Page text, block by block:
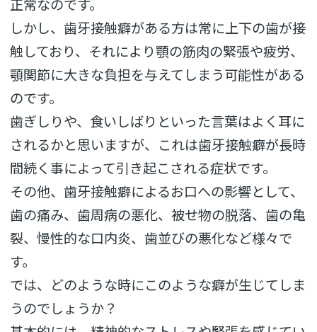
正常なのです。
しかし、歯牙接触癖がある方は常に上下の歯が接
触しており、それにより顎の筋肉の緊張や疲労、
顎関節に大きな負担を与えてしまう可能性がある
のです。
歯ぎしりや、食いしばりといった言葉はよく耳に
されるかと思いますが、これは歯牙接触癖が長時
間続く事によって引き起こされる症状です。
その他、歯牙接触癖によるお口への影響として、
歯の痛み、歯周病の悪化、被せ物の脱落、歯の亀
裂、慢性的な口内炎、歯並びの悪化など様々で
す。
では、どのような時にこのような癖が生じてしま
うのでしょうか？